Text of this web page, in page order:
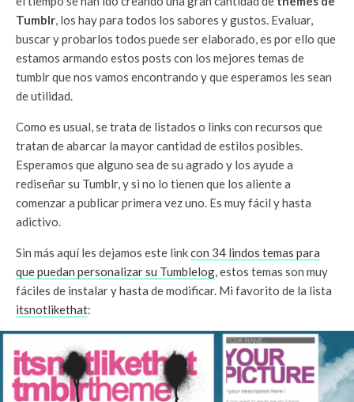
Tumblr, los hay para todos los sabores y gustos. Evaluar,
buscar y probarlos todos puede ser elaborado, es por ello que
estamos armando estos posts con los mejores temas de
tumblr que nos vamos encontrando y que esperamos les sean
de utilidad.
Como es usual, se trata de listados o links con recursos que
tratan de abarcar la mayor cantidad de estilos posibles.
Esperamos que alguno sea de su agrado y los ayude a
rediseñar su Tumblr, y si no lo tienen que los aliente a
comenzar a publicar primera vez uno. Es muy fácil y hasta
adictivo.
Sin más aquí les dejamos este linkcon 34 lindos temas para
que puedan personalizar su Tumblelog, estos temas son muy
fáciles de instalar y hasta de modificar. Mi favorito de la lista
itsnotlikethat: